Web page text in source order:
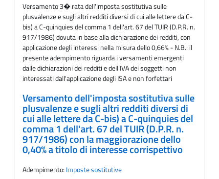
Versamento 3� rata dell'imposta sostitutiva sulle
plusvalenze e sugli altri redditi diversi di cui alle lettere da C-
bis) a C-quinquies del comma 1 dell'art. 67 del TUIR (D.P.R. n.
917/1986) dovuta in base alla dichiarazione dei redditi, con
applicazione degli interessi nella misura dello 0,66% - N.B.: il
presente adempimento riguarda i versamenti emergenti
dalle dichiarazioni dei redditi e dell'IVA dei soggetti non
interessati dall'applicazione degli ISA e non forfettari
Versamento dell'imposta sostitutiva sulle
plusvalenze e sugli altri redditi diversi di
cui alle lettere da C-bis) a C-quinquies del
comma 1 dell'art. 67 del TUIR (D.P.R. n.
917/1986) con la maggiorazione dello
0,40% a titolo di interesse corrispettivo
Adempimento: Imposte sostitutive